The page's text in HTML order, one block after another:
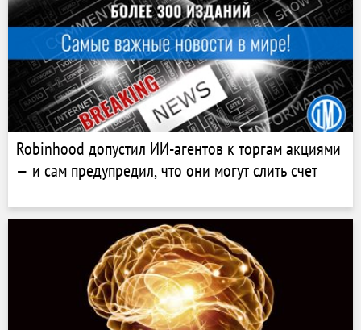
Robinhood допустил ИИ-агентов к торгам акциями
— и сам предупредил, что они могут слить счет